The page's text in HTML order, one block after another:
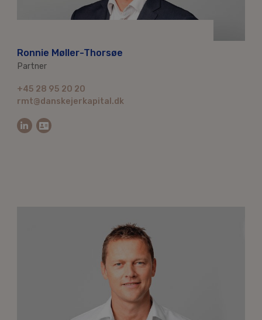
Ronnie Møller-Thorsøe
Partner
+45 28 95 20 20
rmt@danskejerkapital.dk